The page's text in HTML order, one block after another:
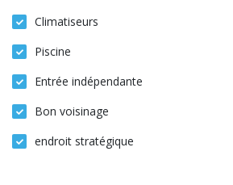
Climatiseurs
Piscine
Entrée indépendante
Bon voisinage
endroit stratégique